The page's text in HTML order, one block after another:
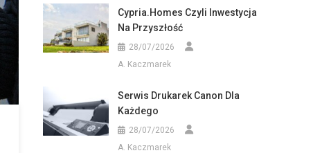
Cypria.homes Czyli Inwestycja
Na Przyszłość
28/07/2026
A. Kaczmarek
Serwis Drukarek Canon Dla
Każdego
28/07/2026
A. Kaczmarek